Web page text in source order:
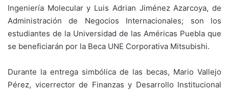
Ingeniería Molecular y Luis Adrian Jiménez Azarcoya, de
Administración de Negocios Internacionales; son los
estudiantes de la Universidad de las Américas Puebla que
se beneficiarán por la Beca UNE Corporativa Mitsubishi.
Durante la entrega simbólica de las becas, Mario Vallejo
Pérez, vicerrector de Finanzas y Desarrollo Institucional